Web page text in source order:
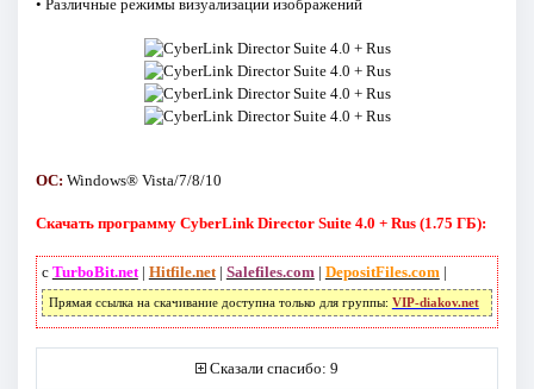
• Различные режимы визуализации изображений
ОC: Windows® Vista/7/8/10
Скачать программу CyberLink Director Suite 4.0 + Rus (1.75 ГБ):
с TurboBit.net| Hitfile.net| Salefiles.com| DepositFiles.com|
Прямая ссылка на скачивание доступна только для группы: VIP-diakov.net
Сказали спасибо: 9